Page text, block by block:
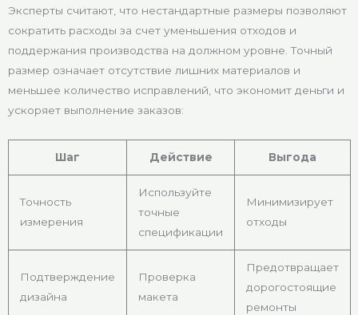
Эксперты считают, что нестандартные размеры позволяют
сократить расходы за счет уменьшения отходов и
поддержания производства на должном уровне. Точный
размер означает отсутствие лишних материалов и
меньшее количество исправлений, что экономит деньги и
ускоряет выполнение заказов:
Шаг Действие Выгода
Точность
измерения
Используйте
точные
спецификации
Минимизирует
отходы
Подтверждение
дизайна
Проверка
макета
Предотвращает
дорогостоящие
ремонты